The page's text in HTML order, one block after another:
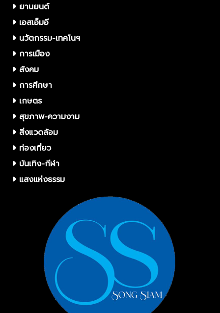
ยานยนต์
เอสเอ็มอี
นวัตกรรม-เทคโนฯ
การเมือง
สังคม
การศึกษา
เกษตร
สุขภาพ-ความงาม
สิ่งแวดล้อม
ท่องเที่ยว
บันเทิง-กีฬา
แสงแห่งธรรม